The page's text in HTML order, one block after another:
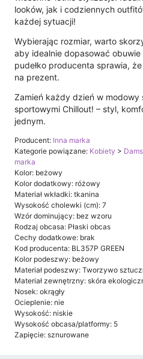
looków, jak i codziennych
każdej sytuacji!
Wybierając rozmiar, warto
aby idealnie dopasować
pudełko producenta sprawia,
na prezent.
Zamień każdy dzień w modowy
sportowymi Chillout! – styl,
jednym.
Producent: Inna marka
Kategorie powiązane: Kobiety >
marka
Kolor: beżowy
Kolor dodatkowy: różowy
Materiał wkładki: tkanina
Wysokość cholewki (cm): 7
Wzór dominujący: bez wzoru
Rodzaj obcasa: Płaski obcas
Cechy dodatkowe: brak
Kod producenta: BL357P GREEN
Kolor podeszwy: beżowy
Materiał podeszwy: Tworzywo
Materiał zewnętrzny: skóra
Nosek: okrągły
Ocieplenie: nie
Wysokość: niskie
Wysokość obcasa/platformy: 5
Zapięcie: sznurowane